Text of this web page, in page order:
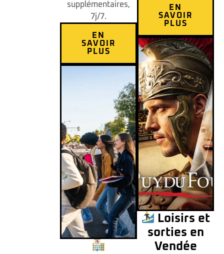
supplémentaires,
7j/7.
EN
SAVOIR
PLUS
EN
SAVOIR
PLUS
Loisirs et
sorties en
Vendée